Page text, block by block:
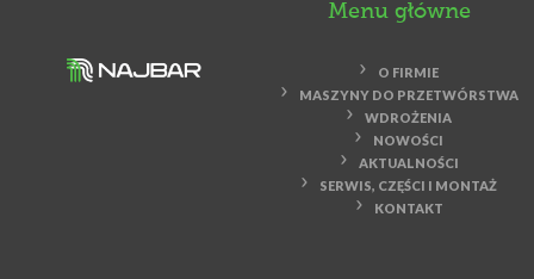
Menu główne
O FIRMIE
MASZYNY DO PRZETWÓRSTWA
WDROŻENIA
NOWOŚCI
AKTUALNOŚCI
SERWIS, CZĘŚCI I MONTAŻ
KONTAKT